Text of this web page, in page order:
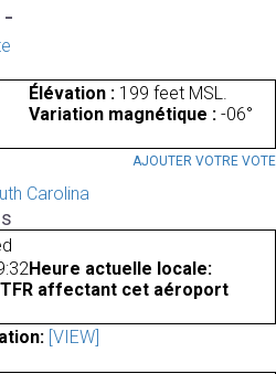
Élévation : 199 feet MSL.
Variation magnétique : -06°
AJOUTER VOTRE VOTE
Carolina
Heure actuelle locale:
TFR affectant cet aéroport
[VIEW]